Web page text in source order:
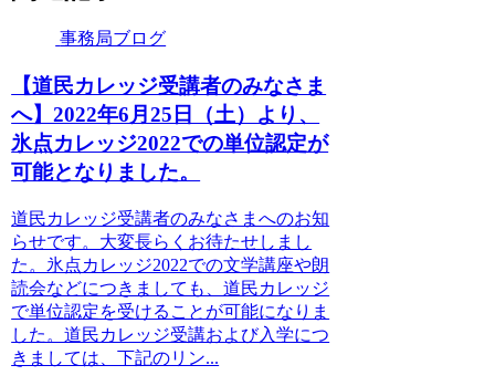
事務局ブログ
【道民カレッジ受講者のみなさま
へ】2022年6月25日（土）より、
氷点カレッジ2022での単位認定が
可能となりました。
道民カレッジ受講者のみなさまへのお知
らせです。大変長らくお待たせしまし
た。氷点カレッジ2022での文学講座や朗
読会などにつきましても、道民カレッジ
で単位認定を受けることが可能になりま
した。道民カレッジ受講および入学につ
きましては、下記のリン...